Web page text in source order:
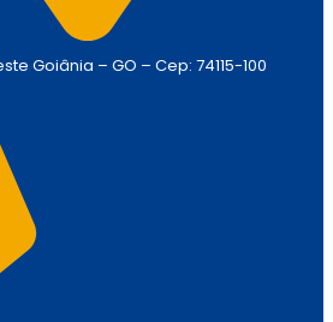
Goiânia – GO – Cep: 74115-100